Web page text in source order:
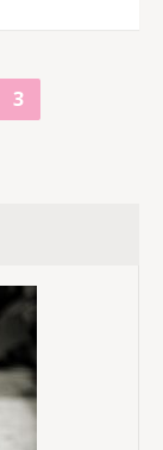
PAGE
3